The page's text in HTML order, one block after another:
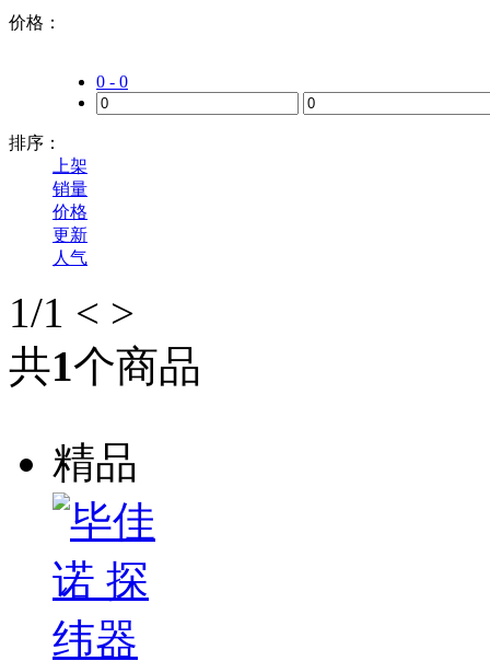
价格：
0 - 0
排序：
上架
销量
价格
更新
人气
1/1 < >
共1个商品
精品